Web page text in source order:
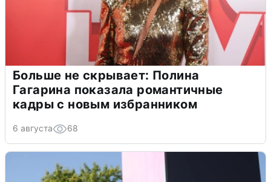
Больше не скрывает: Полина
Гагарина показала романтичные
кадры с новым избранником
6 августа 68